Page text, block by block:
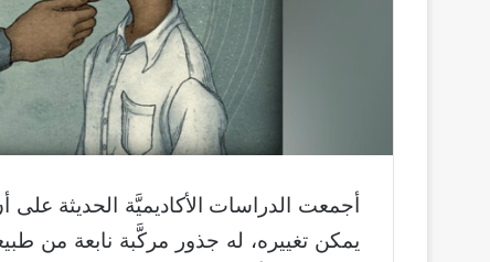
أجمعت الدراسات الأكاديميَّة الحديثة
يمكن تغييره، له جذور مركَّبة نابعة من